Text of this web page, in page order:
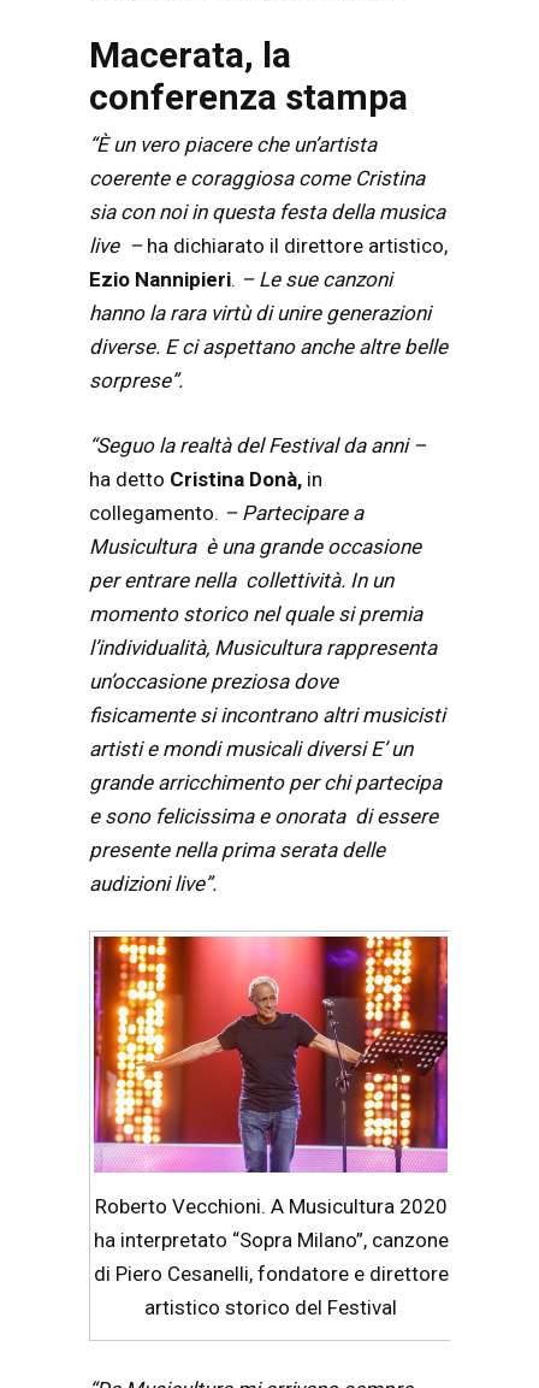
Macerata, la
conferenza stampa
“È un vero piacere che un’artista
coerente e coraggiosa come Cristina
sia con noi in questa festa della musica
live – ha dichiarato il direttore artistico,
Ezio Nannipieri. – Le sue canzoni
hanno la rara virtù di unire generazioni
diverse. E ci aspettano anche altre belle
sorprese”.
“Seguo la realtà del Festival da anni –
ha detto Cristina Donà, in
collegamento. – Partecipare a
Musicultura è una grande occasione
per entrare nella collettività. In un
momento storico nel quale si premia
l’individualità, Musicultura rappresenta
un’occasione preziosa dove
fisicamente si incontrano altri musicisti
artisti e mondi musicali diversi E’ un
grande arricchimento per chi partecipa
e sono felicissima e onorata di essere
presente nella prima serata delle
audizioni live”.
Roberto Vecchioni. A Musicultura 2020
ha interpretato “Sopra Milano”, canzone
di Piero Cesanelli, fondatore e direttore
artistico storico del Festival